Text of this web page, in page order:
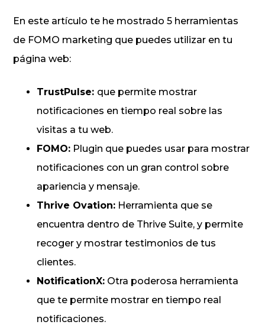
En este artículo te he mostrado 5 herramientas
de FOMO marketing que puedes utilizar en tu
página web:
TrustPulse: que permite mostrar
notificaciones en tiempo real sobre las
visitas a tu web.
FOMO: Plugin que puedes usar para mostrar
notificaciones con un gran control sobre
apariencia y mensaje.
Thrive Ovation: Herramienta que se
encuentra dentro de Thrive Suite, y permite
recoger y mostrar testimonios de tus
clientes.
NotificationX: Otra poderosa herramienta
que te permite mostrar en tiempo real
notificaciones.